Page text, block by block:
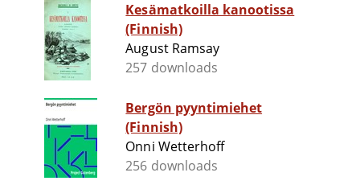
Kesämatkoilla kanootissa
(Finnish)
August Ramsay
257 downloads
Bergön pyyntimiehet
(Finnish)
Onni Wetterhoff
256 downloads